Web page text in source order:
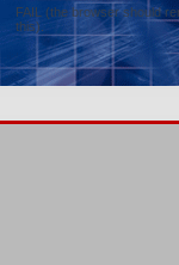
FAIL (the browser should
this).